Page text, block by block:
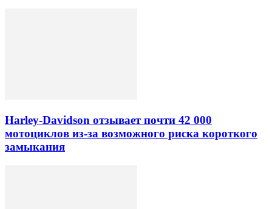
Harley-Davidson отзывает почти 42 000
мотоциклов из-за возможного риска короткого
замыкания